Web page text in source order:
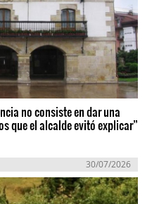
no consiste en dar una
que el alcalde evitó explicar”
30/07/2026